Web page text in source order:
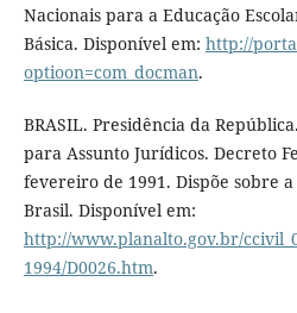
Nacionais para a Educação
Básica. Disponível em: http://
optioon=com_docman.
BRASIL. Presidência da
para Assunto Jurídicos. Decreto
fevereiro de 1991. Dispõe sobre
Brasil. Disponível em:
http://www.planalto.gov.br/
1994/D0026.htm.